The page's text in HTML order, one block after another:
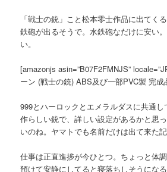
「戦士の銃」こと松本零士作品に出てく
鉄砲が出るそうで。水鉄砲なだけに安い
い。
[amazonjs asin=”B07F2FMNJS”
ーン (戦士の銃) ABS及び一部PVC製 完成
999とハーロックとエメラルダスに共通
作らしい銃で、詳しい設定があるかと思
いのね。ヤマトでも名前だけは出て来た記
仕事は正直進捗が今ひとつ。ちょっと体
預けて安静にしてると寝落ちしそうにな